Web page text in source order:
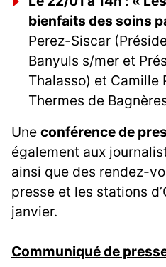
bienfaits des soins
Perez-Siscar
Banyuls s/mer et
Thalasso) et Camille
Thermes de
Une conférence de
également aux
ainsi que des rendez-
presse et les stations
janvier.
Communiqué de